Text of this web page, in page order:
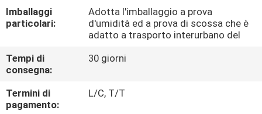
CONTROLLO
DI
QUALITÀ
CONTATTICI
Imballaggi
particolari:
Adotta l'imballaggio a prova
d'umidità ed a prova di scossa che è
adatto a trasporto interurbano del
Tempi di
consegna:
30 giorni
Termini di
pagamento:
L/C, T/T